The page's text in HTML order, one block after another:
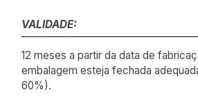
VALIDADE:
12 meses a partir da data de
embalagem esteja fechada
60%).